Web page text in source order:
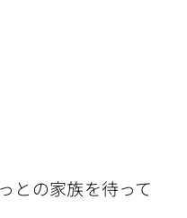
との家族を待って